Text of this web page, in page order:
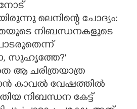
ലെനിന്റെ ചോദ്യം:
നിബന്ധനകളുടെ
സുഹൃത്തേ?"​
ആ ചരിത്രയാത്ര
കാവൽ വേഷത്തിൽ
നിബന്ധന കേട്ട്